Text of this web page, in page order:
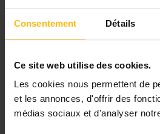
Consentement Détails
Ce site web utilise des cookies.
Les cookies nous permettent de
et les annonces, d'offrir des
médias sociaux et d'analyser
sérieux de votre part.
(publié le18/06/26
CENFORGIL - Centre de